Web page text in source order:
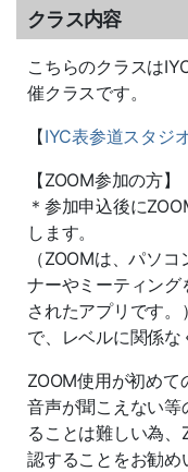
クラス内容
こちらのクラスは
催クラスです。
【IYC表参道スタジ
【ZOOM参加の方】
＊参加申込後に
します。
（ZOOMは、パソ
ナーやミーティン
されたアプリです
で、レベルに関係な
ZOOM使用が初め
音声が聞こえない
ることは難しい為
認することをお勧